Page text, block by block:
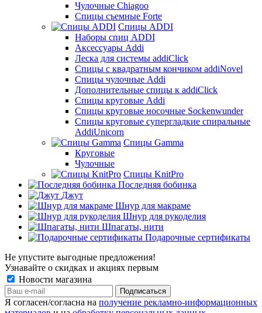
Чулочные Chiagoo
Спицы съемные Forte
Спицы ADDI
Наборы спиц ADDI
Аксессуары Addi
Леска для системы addiClick
Спицы с квадратным кончиком addiNovel
Спицы чулочные Addi
Дополнительные спицы к addiClick
Спицы круговые Addi
Спицы круговые носочные Sockenwunder
Спицы круговые супергладкие спиральные
AddiUnicorn
Спицы Gamma
Круговые
Чулочные
Спицы KnitPro
Последняя бобинка
Джут
Шнур для макраме
Шнур для рукоделия
Шпагаты, нити
Подарочные сертификаты
Не упустите выгодные предложения!
Узнавайте о скидках и акциях первым
Новости магазина
Я согласен/согласна на получение рекламно-информационных